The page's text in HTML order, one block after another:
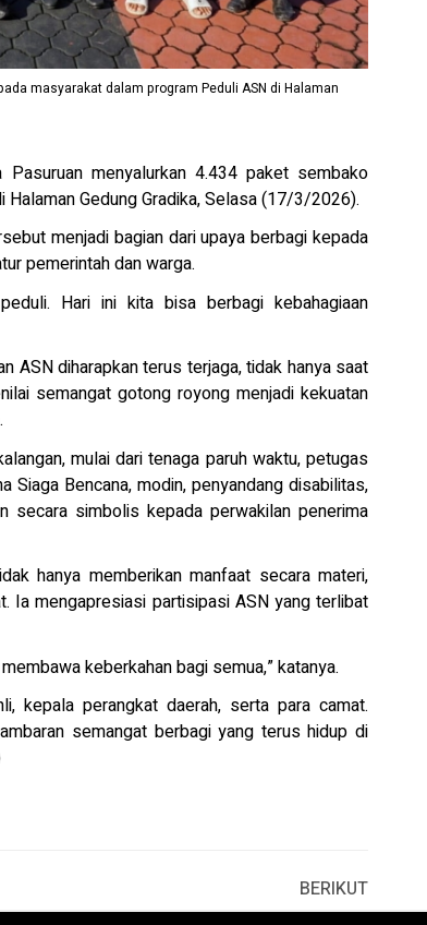
masyarakat dalam program Peduli ASN di Halaman
Pasuruan menyalurkan 4.434 paket sembako
Gedung Gradika, Selasa (17/3/2026).
menjadi bagian dari upaya berbagi kepada
pemerintah dan warga.
Hari ini kita bisa berbagi kebahagiaan
ASN diharapkan terus terjaga, tidak hanya saat
semangat gotong royong menjadi kekuatan
mulai dari tenaga paruh waktu, petugas
Siaga Bencana, modin, penyandang disabilitas,
secara simbolis kepada perwakilan penerima
hanya memberikan manfaat secara materi,
Ia mengapresiasi partisipasi ASN yang terlibat
keberkahan bagi semua,” katanya.
kepala perangkat daerah, serta para camat.
semangat berbagi yang terus hidup di
BERIKUT